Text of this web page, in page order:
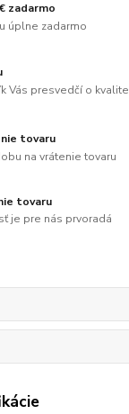
zadarmo
úplne zadarmo
Vás presvedčí o kvalite
tovaru
na vrátenie tovaru
tovaru
je pre nás prvoradá